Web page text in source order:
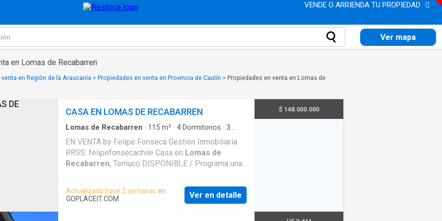
VENDE O ARRIENDA TU PROPIEDAD
Ver mapa
en Lomas de Recabarren
en Región de la Araucanía > Propiedades en venta en Provincia de Cautín > Propiedades en venta en Lomas de
CASA EN LOMAS DE RECABARREN
Lomas de Recabarren · 115 m² · 4Dormitorios · 3
EN VENTA by Felipe Fonseca Gestión Inmobiliaria
RRSS: felipefonsecachile Casa en Lomas de
Recabarren, Temuco DISPONIBLE / Programa una
115 m2 Construcción / 186 m2 Terreno Exquisita
casa en venta enLomas de Recabarren,
completamente renovada y ampliada. Cuenta con
Actualizado hace 2 semanas en
GOPLACEIT.COM
Ver en detalle
$ 148.000.000